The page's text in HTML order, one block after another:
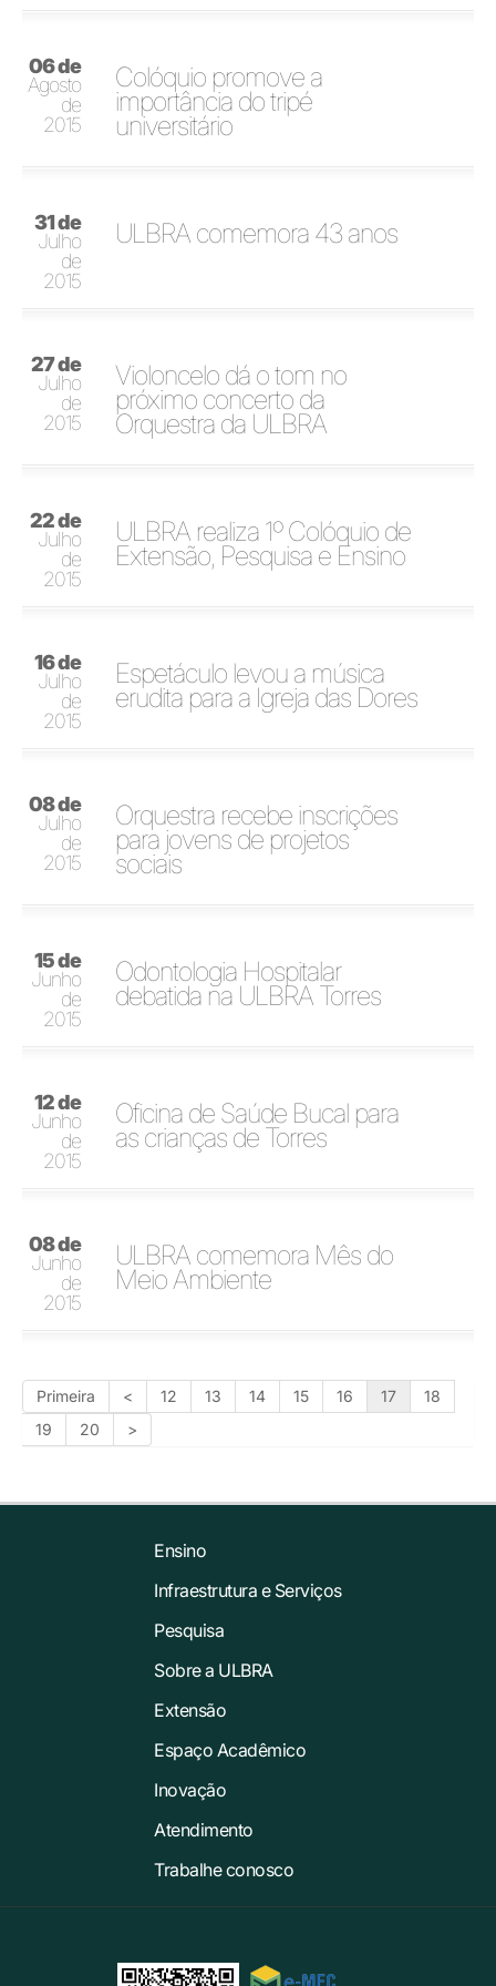
06 de
Agosto
de
2015
Colóquio promove a
importância do tripé
universitário
31 de
Julho
de
2015
ULBRA comemora 43 anos
27 de
Julho
de
2015
Violoncelo dá o tom no
próximo concerto da
Orquestra da ULBRA
22 de
Julho
de
2015
ULBRA realiza 1º Colóquio de
Extensão, Pesquisa e Ensino
16 de
Julho
de
2015
Espetáculo levou a música
erudita para a Igreja das Dores
08 de
Julho
de
2015
Orquestra recebe inscrições
para jovens de projetos
sociais
15 de
Junho
de
2015
Odontologia Hospitalar
debatida na ULBRA Torres
12 de
Junho
de
2015
Oficina de Saúde Bucal para
as crianças de Torres
08 de
Junho
de
2015
ULBRA comemora Mês do
Meio Ambiente
Primeira < 12 13 14 15 16 17
18
19
20 >
Ensino
Infraestrutura e Serviços
Pesquisa
Sobre a ULBRA
Extensão
Espaço Acadêmico
Inovação
Atendimento
Trabalhe conosco